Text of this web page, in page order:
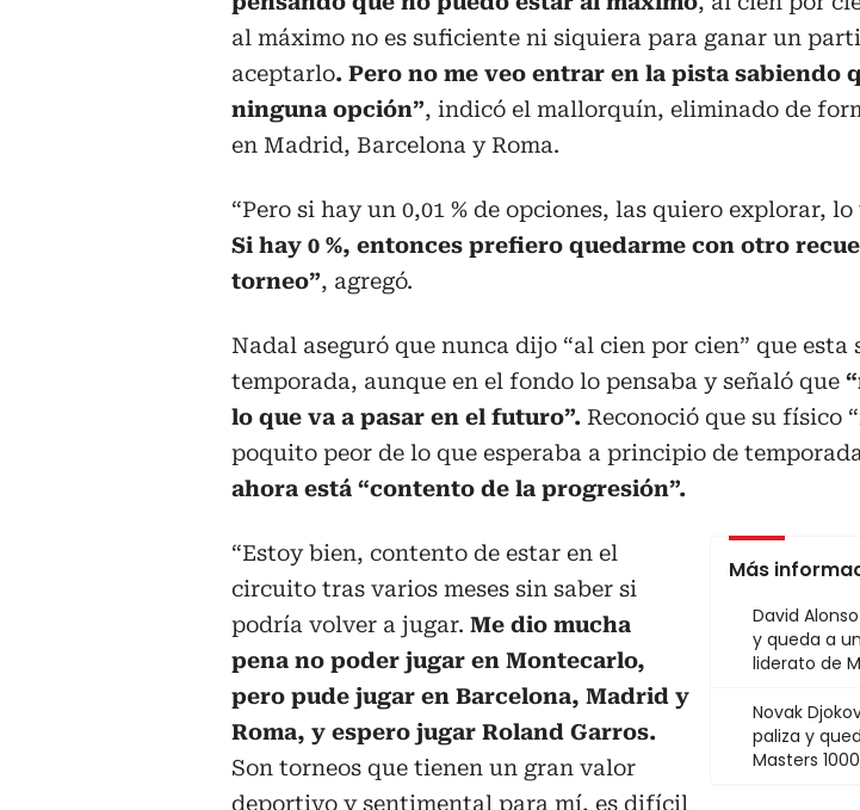
al máximo no es suficiente ni siquiera para ganar un
aceptarlo. Pero no me veo entrar en la pista sabiendo
ninguna opción”, indicó el mallorquín, eliminado de
en Madrid, Barcelona y Roma.
“Pero si hay un 0,01 % de opciones, las quiero explorar,
Si hay 0 %, entonces prefiero quedarme con otro
torneo”, agregó.
Nadal aseguró que nunca dijo “al cien por cien” que esta
temporada, aunque en el fondo lo pensaba y señaló que
lo que va a pasar en el futuro”. Reconoció que su físico
poquito peor de lo que esperaba a principio de
ahora está “contento de la progresión”.
Más
David
y queda a
liderato de
Novak
paliza y
Masters
“Estoy bien, contento de estar en el
circuito tras varios meses sin saber si
podría volver a jugar. Me dio mucha
pena no poder jugar en Montecarlo,
pero pude jugar en Barcelona, Madrid y
Roma, y espero jugar Roland Garros.
Son torneos que tienen un gran valor
deportivo y sentimental para mí, es difícil